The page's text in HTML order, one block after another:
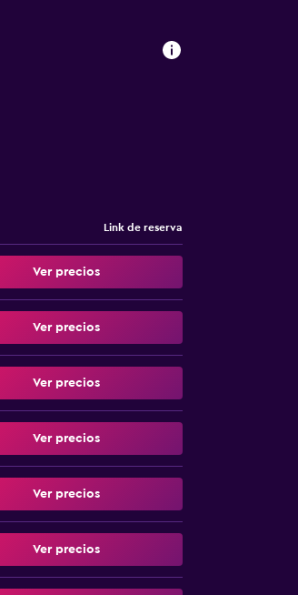
Link de reserva
Ver precios
Ver precios
Ver precios
Ver precios
Ver precios
Ver precios